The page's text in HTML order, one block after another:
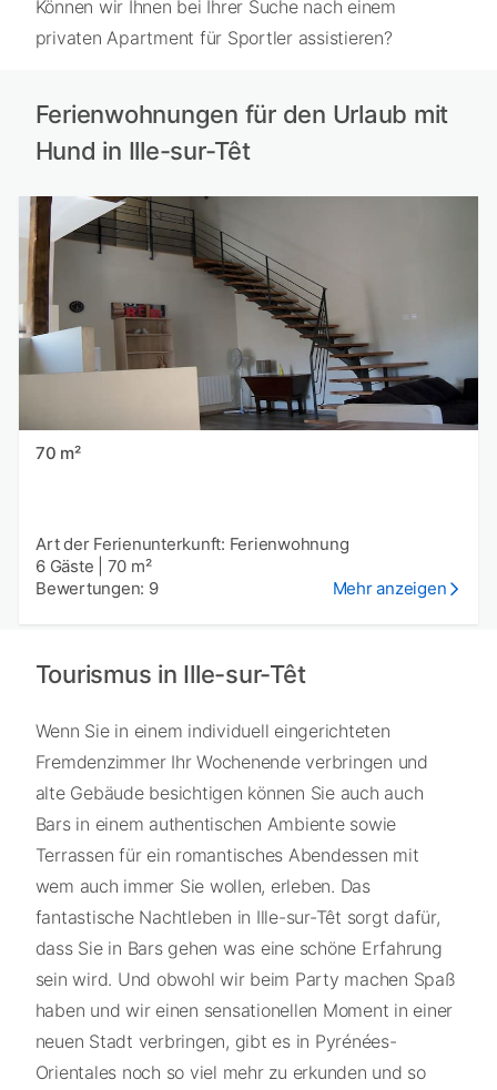
Können wir Ihnen bei Ihrer Suche nach einem
privaten Apartment für Sportler assistieren?
Ferienwohnungen für den Urlaub mit
Hund in Ille-sur-Têt
70 m²
Art der Ferienunterkunft: Ferienwohnung
6 Gäste
70 m²
Bewertungen: 9
Mehr anzeigen
Tourismus in Ille-sur-Têt
Wenn Sie in einem individuell eingerichteten
Fremdenzimmer Ihr Wochenende verbringen und
alte Gebäude besichtigen können Sie auch auch
Bars in einem authentischen Ambiente sowie
Terrassen für ein romantisches Abendessen mit
wem auch immer Sie wollen, erleben. Das
fantastische Nachtleben in Ille-sur-Têt sorgt dafür,
dass Sie in Bars gehen was eine schöne Erfahrung
sein wird. Und obwohl wir beim Party machen Spaß
haben und wir einen sensationellen Moment in einer
neuen Stadt verbringen, gibt es in Pyrénées-
Orientales noch so viel mehr zu erkunden und so